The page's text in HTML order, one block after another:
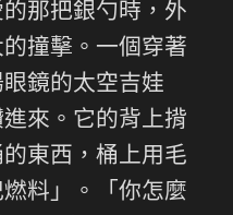
那把銀勺時，外
撞擊。一個穿著
鏡的太空吉娃
來。它的背上揹
東西，桶上用毛
料」。「你怎麼